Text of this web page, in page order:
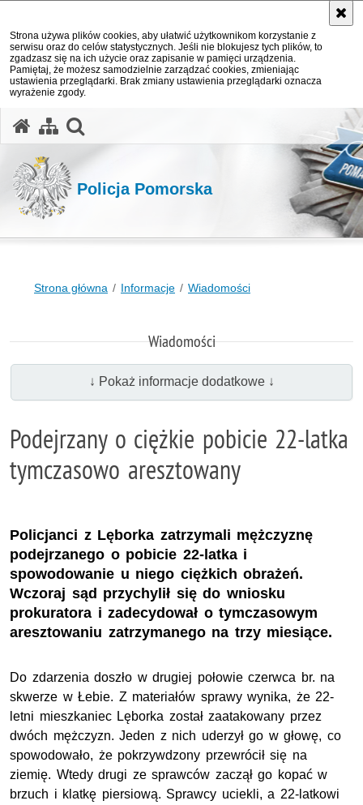
Strona używa plików cookies, aby ułatwić użytkownikom korzystanie z
serwisu oraz do celów statystycznych. Jeśli nie blokujesz tych plików, to
zgadzasz się na ich użycie oraz zapisanie w pamięci urządzenia.
Pamiętaj, że możesz samodzielnie zarządzać cookies, zmieniając
ustawienia przeglądarki. Brak zmiany ustawienia przeglądarki oznacza
wyrażenie zgody.
Policja Pomorska
Strona główna Informacje Wiadomości
Wiadomości
↓ Pokaż informacje dodatkowe ↓
Podejrzany o ciężkie pobicie 22-latka
tymczasowo aresztowany
Policjanci z Lęborka zatrzymali mężczyznę
podejrzanego o pobicie 22-latka i
spowodowanie u niego ciężkich obrażeń.
Wczoraj sąd przychylił się do wniosku
prokuratora i zadecydował o tymczasowym
aresztowaniu zatrzymanego na trzy miesiące.
Do zdarzenia doszło w drugiej połowie czerwca br. na
skwerze w Łebie. Z materiałów sprawy wynika, że 22-
letni mieszkaniec Lęborka został zaatakowany przez
dwóch mężczyzn. Jeden z nich uderzył go w głowę, co
spowodowało, że pokrzywdzony przewrócił się na
ziemię. Wtedy drugi ze sprawców zaczął go kopać w
brzuch i klatkę piersiową. Sprawcy uciekli, a 22-latkowi